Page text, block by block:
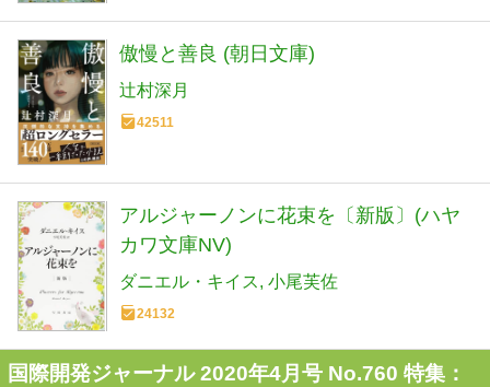
傲慢と善良 (朝日文庫)
辻村深月
42511
アルジャーノンに花束を〔新版〕(ハヤ
カワ文庫NV)
ダニエル・キイス 小尾芙佐
24132
国際開発ジャーナル 2020年4月号 No.760 特集：